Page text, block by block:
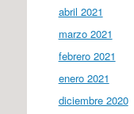
abril 2021
marzo 2021
febrero 2021
enero 2021
diciembre 2020